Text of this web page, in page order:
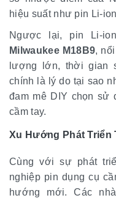
hiệu suất như pin Li-
Ngược lại, pin Li-
Milwaukee M18B9,
lượng lớn, thời gian
chính là lý do tại sao
đam mê DIY chọn sử
cầm tay.
Xu Hướng Phát Triển
Cùng với sự phát
nghiệp pin dụng cụ
hướng mới. Các